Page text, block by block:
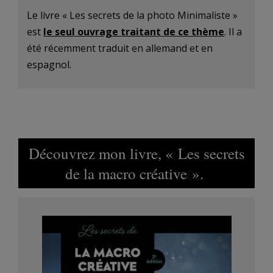
Le livre « Les secrets de la photo Minimaliste »
est le seul ouvrage traitant de ce thème. Il a
été récemment traduit en allemand et en
espagnol.
Découvrez mon livre, « Les secrets
de la macro créative ».